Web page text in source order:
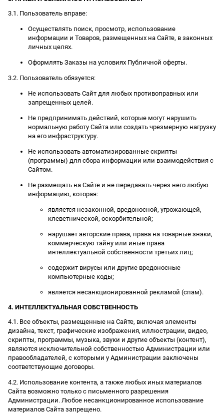
3.1. Пользователь вправе:
Осуществлять поиск, просмотр, использование
информации и Товаров, размещенных на Сайте, в законных
личных целях.
Оформлять Заказы на условиях Публичной оферты.
3.2. Пользователь обязуется:
Не использовать Сайт для любых противоправных или
запрещенных целей.
Не предпринимать действий, которые могут нарушить
нормальную работу Сайта или создать чрезмерную нагрузку
на его инфраструктуру.
Не использовать автоматизированные скрипты
(программы) для сбора информации или взаимодействия с
Сайтом.
Не размещать на Сайте и не передавать через него любую
информацию, которая:
является незаконной, вредоносной, угрожающей,
клеветнической, оскорбительной;
нарушает авторские права, права на товарные знаки,
коммерческую тайну или иные права
интеллектуальной собственности третьих лиц;
содержит вирусы или другие вредоносные
компьютерные коды;
является несанкционированной рекламой (спам).
4. ИНТЕЛЛЕКТУАЛЬНАЯ СОБСТВЕННОСТЬ
4.1. Все объекты, размещенные на Сайте, включая элементы
дизайна, текст, графические изображения, иллюстрации, видео,
скрипты, программы, музыка, звуки и другие объекты (контент),
являются исключительной собственностью Администрации или
правообладателей, с которыми у Администрации заключены
соответствующие договоры.
4.2. Использование контента, а также любых иных материалов
Сайта возможно только с письменного разрешения
Администрации. Любое несанкционированное использование
материалов Сайта запрещено.